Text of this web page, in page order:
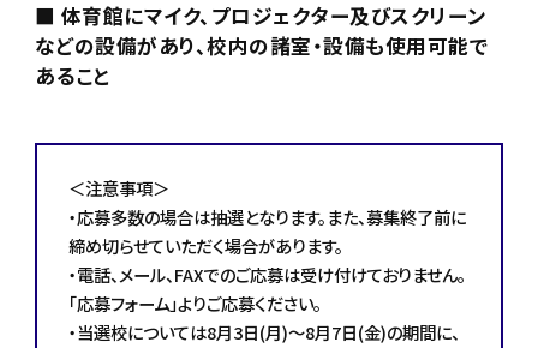
■ 体育館にマイク、プロジェクター及びスクリーン
などの設備があり、校内の諸室・設備も使用可能で
あること
＜注意事項＞
・応募多数の場合は抽選となります。また、募集終了前に
締め切らせていただく場合があります。
・電話、メール、FAXでのご応募は受け付けておりません。
「応募フォーム」よりご応募ください。
・当選校については8月3日(月)～8月7日(金)の期間に、